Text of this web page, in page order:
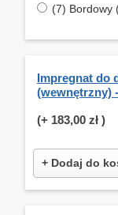
(7) Bordowy
Impregnat do
(wewnętrzny)
(+ 183,00 zł )
+ Dodaj do